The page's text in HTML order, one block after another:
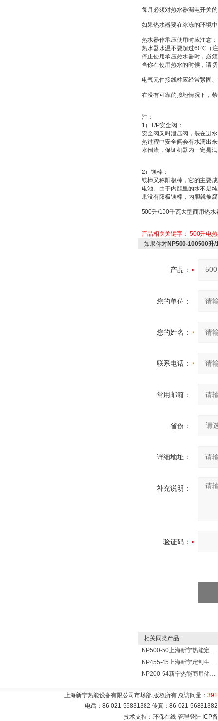
每月必须对热水器漏电开关
如果热水器要在冰冻的环境
热水器作承压使用时应注意：
热水器水温不要超过60℃ （
停止使用承压热水器时，必
当你在使用热水的时候，请
电气元件接线柱应经常紧固
在没有可靠的接地情况下，
注：
1 ） T/P安全阀：
安全阀又叫泄压阀 ，装在进
热过程中安全阀会有水滴出
水倒流，保证机器内一定是
2 ） 镁棒：
镁棒又称阳极棒 ，它的主要
电池。由于内胆里的水不是
果没有阳极镁棒，内胆就被
500升/100千瓦大型商用热水
产品相关关键字： 500升电
如果你对NP500-100500升/
产品：
您的单位：
您的姓名：
联系电话：
常用邮箱：
省份：
详细地址：
补充说明：
验证码：
相关同类产品：
NP500-50上海新宁热能定制各式不锈钢水箱容器
NP455-45上海新宁定制生产各式不锈钢容器
NP200-54新宁热能商用储水式电热水器V=200升N=54千瓦
上海新宁热能设备有限公司市场部 版权所有 总访问量：
电话：86-021-56831382 传真：86-021-
技术支持：环保在线 管理登陆 ICP